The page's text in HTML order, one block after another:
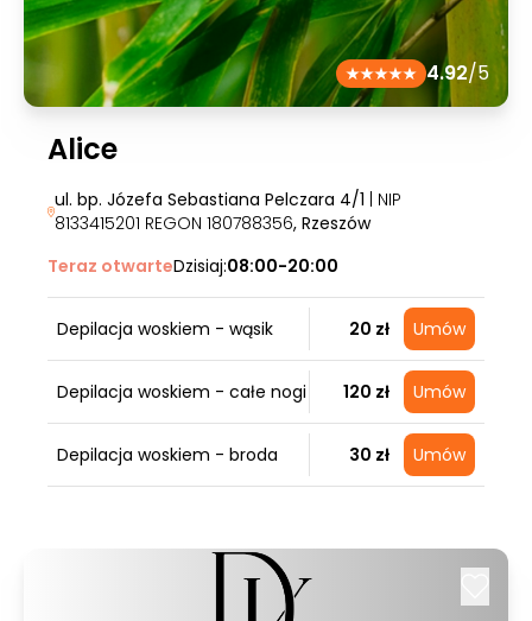
4.92/5
Alice
ul. bp. Józefa Sebastiana Pelczara 4/1 | NIP
8133415201 REGON 180788356, Rzeszów
Teraz otwarteDzisiaj:08:00-20:00
Depilacja woskiem - wąsik 20 zł Umów
Depilacja woskiem - całe nogi 120 zł Umów
Depilacja woskiem - broda 30 zł Umów